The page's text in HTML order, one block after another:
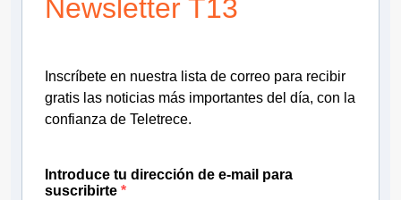
Newsletter T13
Inscríbete en nuestra lista de correo para recibir
gratis las noticias más importantes del día, con la
confianza de Teletrece.
Introduce tu dirección de e-mail para
suscribirte